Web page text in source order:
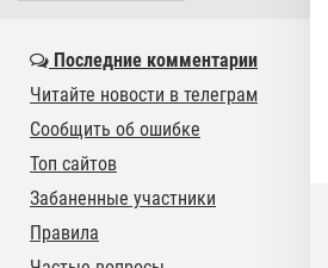
Последние комментарии
Читайте новости в телеграм
Сообщить об ошибке
Топ сайтов
Забаненные участники
Правила